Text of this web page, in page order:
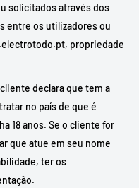
solicitados através dos
entre os utilizadores ou
propriedade
declara que tem a
no país de que é
18 anos. Se o cliente for
que atue em seu nome
ter os